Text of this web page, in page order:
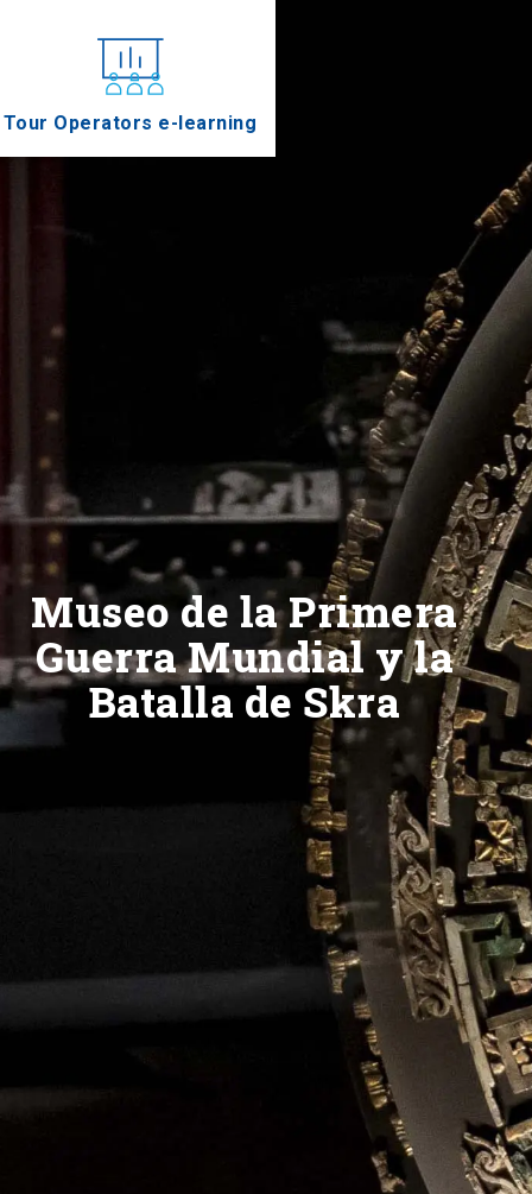
Tour Operators e-learning
Museo de la Primera
Guerra Mundial y la
Batalla de Skra